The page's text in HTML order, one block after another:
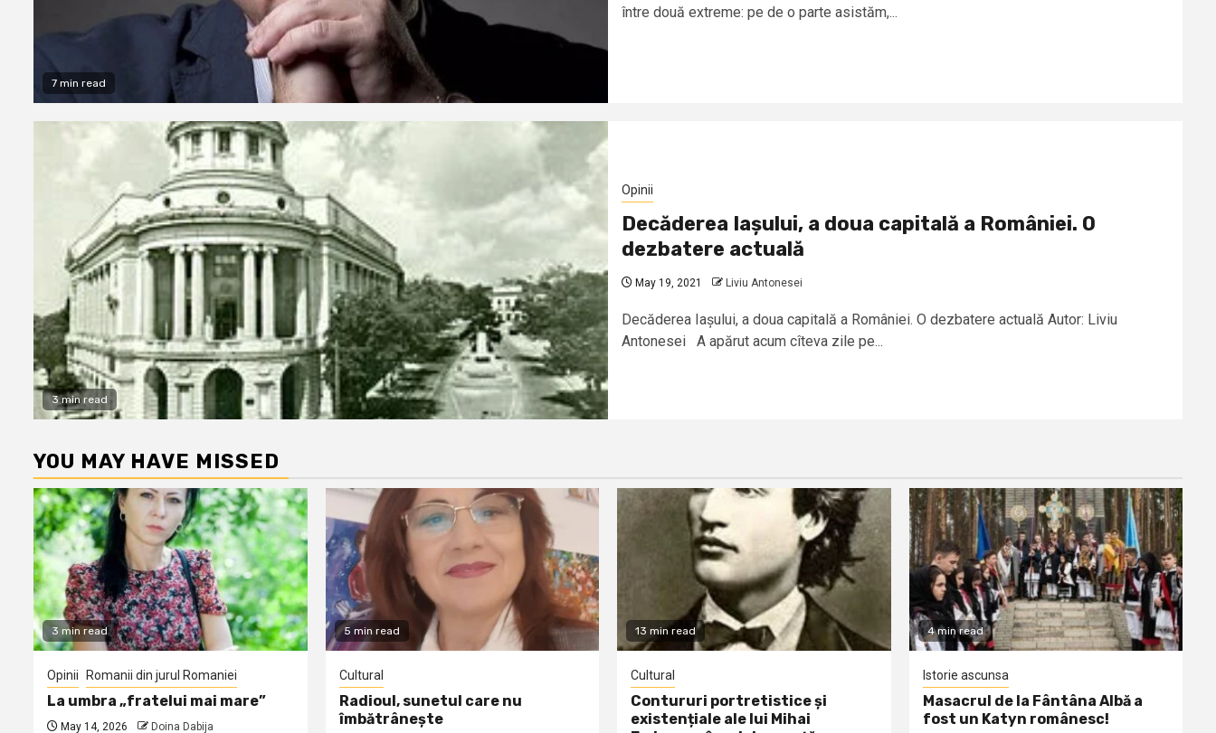
7 min read
între două extreme: pe de o parte asistăm,...
3 min read
Opinii
Decăderea Iașului, a doua capitală a României. O
dezbatere actuală
May 19, 2021 Liviu Antonesei
Decăderea Iașului, a doua capitală a României. O dezbatere actuală Autor: Liviu
Antonesei A apărut acum cîteva zile pe...
YOU MAY HAVE MISSED
3 min read
Opinii Romanii din jurul Romaniei
La umbra „fratelui mai mare”
May 14, 2026 Doina Dabija
5 min read
Cultural
Radioul, sunetul care nu
îmbătrânește
13 min read
Cultural
Contururi portretistice și
existențiale ale lui Mihai
4 min read
Istorie ascunsa
Masacrul de la Fântâna Albă a
fost un Katyn românesc!